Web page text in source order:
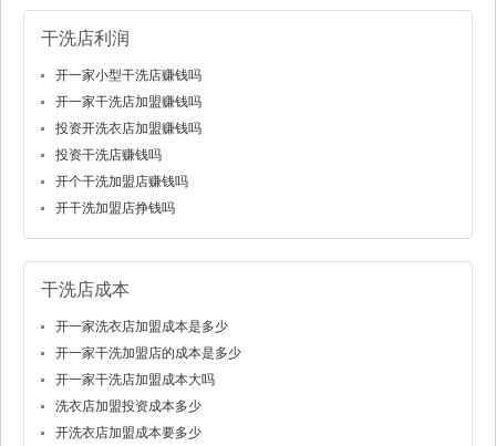
干洗店利润
开一家小型干洗店赚钱吗
开一家干洗店加盟赚钱吗
投资开洗衣店加盟赚钱吗
投资干洗店赚钱吗
开个干洗加盟店赚钱吗
开干洗加盟店挣钱吗
干洗店成本
开一家洗衣店加盟成本是多少
开一家干洗加盟店的成本是多少
开一家干洗店加盟成本大吗
洗衣店加盟投资成本多少
开洗衣店加盟成本要多少